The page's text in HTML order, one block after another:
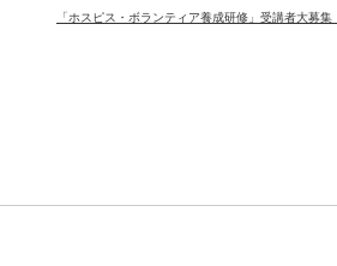
「ホスピス・ボランティア養成研修」受講者大募集